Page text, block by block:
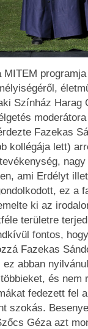
MITEM
Színház Harag
Fazekas
kollégája lett)
ami Erdélyt
ez a
ki az
területre
fontos,
Fazekas
abban
és nem
fedezett fel
szokás.
Géza azt